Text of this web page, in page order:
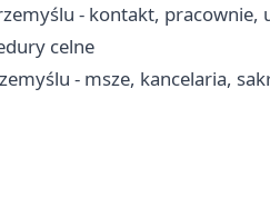
- kontakt, pracownie,
celne
- msze, kancelaria,